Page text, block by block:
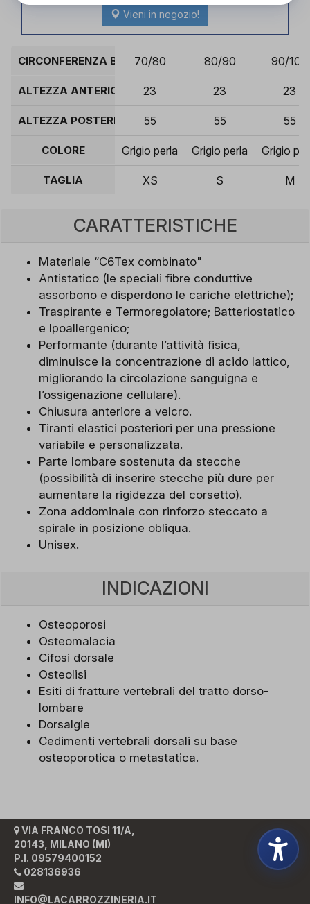
Vieni in negozio!
CIRCONFERENZA BACINO (CM)
70/80 80/90 90/100
ALTEZZA ANTERIORE (CM)
23 23 23
ALTEZZA POSTERIORE (CM)
55 55 55
COLORE Grigio perla Grigio perla Grigio
TAGLIA XS S M
CARATTERISTICHE
Materiale “C6Tex combinato"
Antistatico (le speciali fibre conduttive
assorbono e disperdono le cariche elettriche);
Traspirante e Termoregolatore; Batteriostatico
e Ipoallergenico;
Performante (durante l’attività fisica,
diminuisce la concentrazione di acido lattico,
migliorando la circolazione sanguigna e
l’ossigenazione cellulare).
Chiusura anteriore a velcro.
Tiranti elastici posteriori per una pressione
variabile e personalizzata.
Parte lombare sostenuta da stecche
(possibilità di inserire stecche più dure per
aumentare la rigidezza del corsetto).
Zona addominale con rinforzo steccato a
spirale in posizione obliqua.
Unisex.
INDICAZIONI
Osteoporosi
Osteomalacia
Cifosi dorsale
Osteolisi
Esiti di fratture vertebrali del tratto dorso-
lombare
Dorsalgie
Cedimenti vertebrali dorsali su base
osteoporotica o metastatica.
VIA FRANCO TOSI 11/A,
20143, MILANO (MI)
P.I. 09579400152
028136936
INFO@LACARROZZINERIA.IT